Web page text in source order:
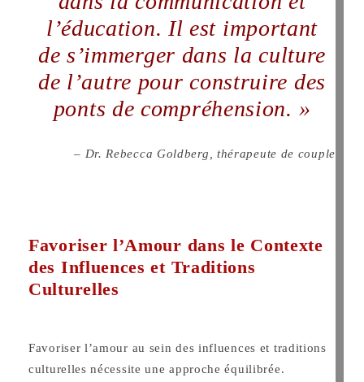
l’éducation. Il est important
de s’immerger dans la culture
de l’autre pour construire des
ponts de compréhension. »
– Dr. Rebecca Goldberg, thérapeute de couple
Favoriser l’Amour dans le Contexte
des Influences et Traditions
Culturelles
Favoriser l’amour au sein des influences et traditions
culturelles nécessite une approche équilibrée.